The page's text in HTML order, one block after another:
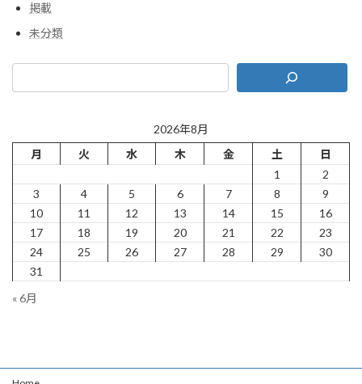
掲載
未分類
2026年8月
月
火 水 木 金 土
日
1
2
3
4 5 6 7 8
9
10
11 12 13 14 15
16
17
18 19 20 21 22
23
24
25 26 27 28 29
30
31
« 6月